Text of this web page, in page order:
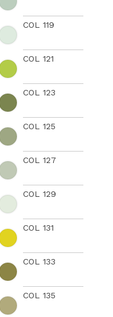
COL 119
COL 121
COL 123
COL 125
COL 127
COL 129
COL 131
COL 133
COL 135